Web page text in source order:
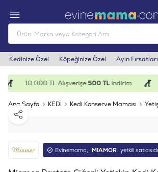
Kedinize Özel Köpeğinize Özel Ayın Fırsatları
10.000 TL Alışverişe500 TLİndirim
Ana Sayfa KEDİ Kedi Konserve Maması
Paylaş
Evinemama, MIAMOR yetkili